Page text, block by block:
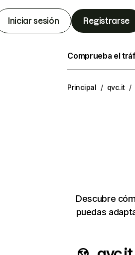
Iniciar sesión Registrarse
Comprueba el
Principal / qvc.it /
Descubre
puedas